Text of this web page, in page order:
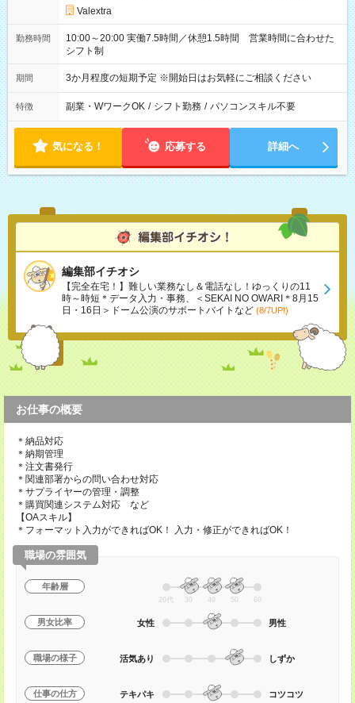
Valextra
勤務時間
10:00～20:00 実働7.5時間／休憩1.5時間 営業時間に合わせた
シフト制
期間 3か月程度の短期予定 ※開始日はお気軽にご相談ください
特徴 副業・WワークOK / シフト勤務 / パソコンスキル不要
気になる！ 応募する 詳細へ
編集部イチオシ
【完全在宅！】難しい業務なし＆電話なし！ゆっくりの11
時～時短＊データ入力・事務、＜SEKAI NO OWARI＊8月15
日・16日＞ドーム公演のサポートバイトなど (8/7UP!)
お仕事の概要
＊納品対応
＊納期管理
＊注文書発行
＊関連部署からの問い合わせ対応
＊サプライヤーの管理・調整
＊購買関連システム対応 など
【OAスキル】
＊フォーマット入力ができればOK！ 入力・修正ができればOK！
職場の雰囲気
年齢層
20代 30 40 50 60
男女比率 女性 男性
職場の様子 活気あり しずか
仕事の仕方 テキパキ コツコツ